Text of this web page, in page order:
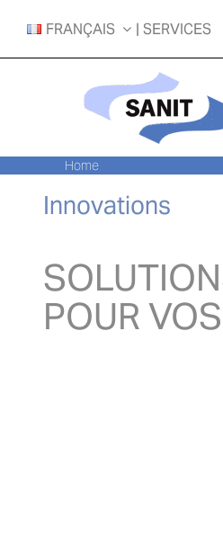
content
FRANÇAIS | SERVICES
Home
Innovations
POUR